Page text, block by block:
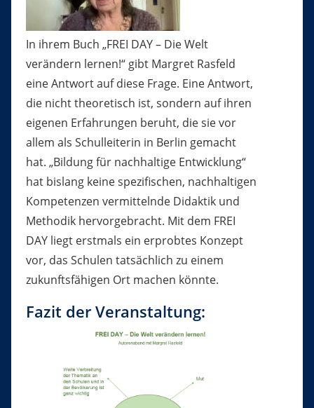
In ihrem Buch „FREI DAY – Die Welt
verändern lernen!“ gibt Margret Rasfeld
eine Antwort auf diese Frage. Eine Antwort,
die nicht theoretisch ist, sondern auf ihren
eigenen Erfahrungen beruht, die sie vor
allem als Schulleiterin in Berlin gemacht
hat. „Bildung für nachhaltige Entwicklung“
hat bislang keine spezifischen, nachhaltigen
Kompetenzen vermittelnde Didaktik und
Methodik hervorgebracht. Mit dem FREI
DAY liegt erstmals ein erprobtes Konzept
vor, das Schulen tatsächlich zu einem
zukunftsfähigen Ort machen könnte.
Fazit der Veranstaltung: